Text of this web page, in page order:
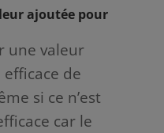
ajoutée pour
une valeur
de
si ce n’est
car le